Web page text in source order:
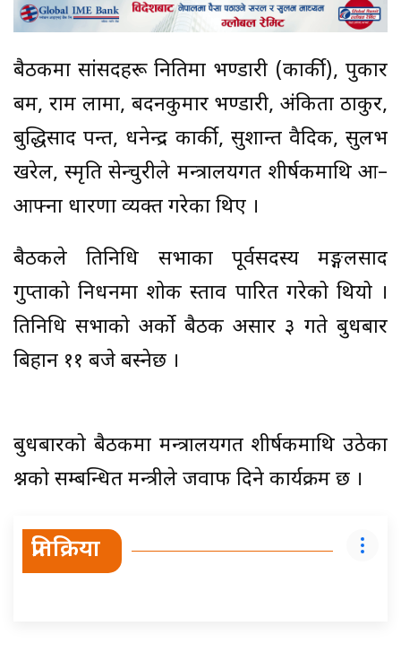
बैठकमा सांसदहरू नितिमा भण्डारी (कार्की), पुकार
बम, राम लामा, बदनकुमार भण्डारी, अंकिता ठाकुर,
बुद्धिप्रसाद पन्त, धनेन्द्र कार्की, सुशान्त वैदिक, सुलभ
खरेल, स्मृति सेन्चुरीले मन्त्रालयगत शीर्षकमाथि आ–
आफ्ना धारणा व्यक्त गरेका थिए ।
बैठकले प्रतिनिधि सभाका पूर्वसदस्य मङ्गलप्रसाद
गुप्ताको निधनमा शोक प्रस्ताव पारित गरेको थियो ।
प्रतिनिधि सभाको अर्काे बैठक असार ३ गते बुधबार
बिहान ११ बजे बस्नेछ ।
बुधबारको बैठकमा मन्त्रालयगत शीर्षकमाथि उठेका
प्रश्नको सम्बन्धित मन्त्रीले जवाफ दिने कार्यक्रम छ ।
प्रतिक्रिया